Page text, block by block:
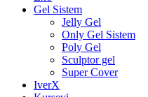
Gel Sistem
Jelly Gel
Only Gel Sistem
Poly Gel
Sculptor gel
Super Cover
IverX